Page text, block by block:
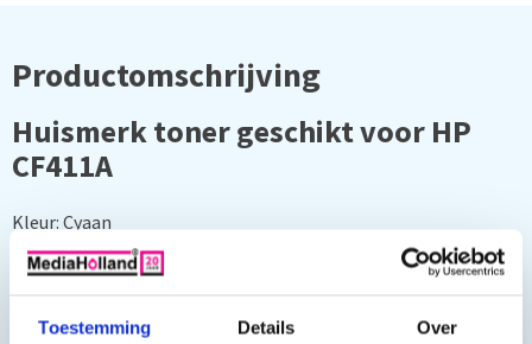
Toestemming Details Over
Productomschrijving
Huismerk toner geschikt voor HP
CF411A
Kleur: Cyaan
Capaciteit:2300 pagina's
Deze toner cartridge is geschikt voor o.a. de volgende